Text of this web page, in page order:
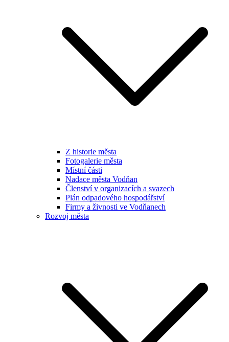
Z historie města
Fotogalerie města
Místní části
Nadace města Vodňan
Členství v organizacích a svazech
Plán odpadového hospodářství
Firmy a živnosti ve Vodňanech
Rozvoj města